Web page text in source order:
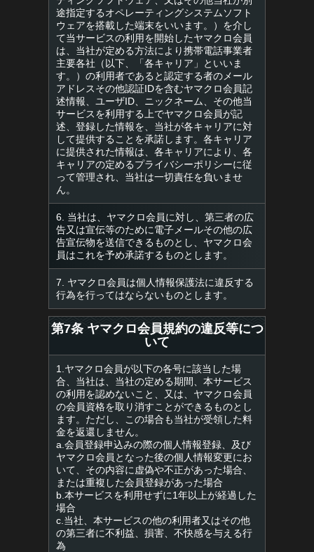
途指定するオペレーティングシステムソフト
ウェアを搭載した端末をいいます。）を介し
て当サービスの利用を開始したヤマクロ会員
は、当社が定める方法により携帯電話事業者
主要各社（以下、「各キャリア」といいま
す。）の利用者であると認定する者のメール
アドレスその他認証IDを含むヤマクロ会員記
述情報、ユーザID、ニックネーム、その他当
サービスを利用する上でヤマクロ会員が記
述、登録した情報を、当社が各キャリアに対
して提供することを承諾します。各キャリア
に提供された情報は、各キャリアにより、各
キャリアの定めるプライバシーポリシーに従
って管理され、当社は一切責任を負いませ
ん。
6. 当社は、ヤマクロ会員に対し、第三者の広
告又は宣伝等のために電子メールその他の広
告宣伝物を送信できるものとし、ヤマクロ会
員はこれを予め承諾するものとします。
7. ヤマクロ会員は個人情報保護法に違反する
行為を行ってはならないものとします。
第7条 ヤマクロ会員規約の違反等につ
いて
1.ヤマクロ会員が以下の各号に該当した場
合、当社は、当社の定める期間、本サービス
の利用を認めないこと、又は、ヤマクロ会員
の会員資格を取り消すことができるものとし
ます。ただし、この場合も当社が受領した料
金を返還しません。
a.会員登録申込みの際の個人情報登録、及び
ヤマクロ会員となった後の個人情報変更にお
いて、その内容に虚偽や不正があった場合、
または重複した会員登録があった場合
b.本サービスを利用せずに1年以上が経過した
場合
c.当社、本サービスの他の利用者又はその他
の第三者に不利益、損害、不快感を与える行
為